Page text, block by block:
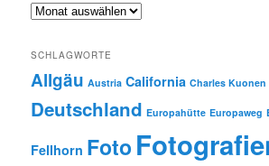
News
SCHLAGWORTE
Allgäu Austria California Charles
Deutschland Europahütte Europaweg
Fellhorn Foto